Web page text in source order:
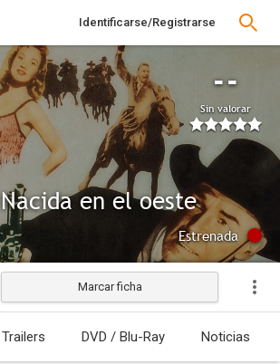
Identificarse/Registrarse
--
Sin valorar
Nacida en el oeste
Estrenada
Marcar ficha
Trailers DVD / Blu-Ray Noticias